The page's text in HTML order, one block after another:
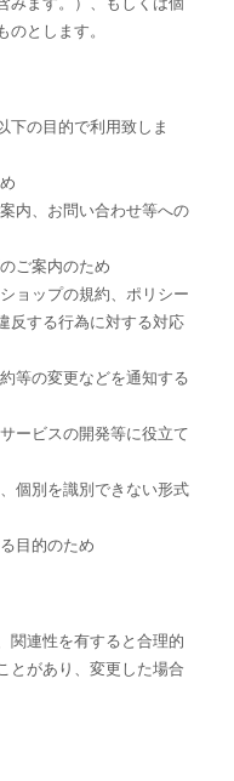
のとします。
下の目的で利用致しま
内、お問い合わせ等への
ご案内のため
ョップの規約、ポリシー
反する行為に対する対応
等の変更などを通知する
ービスの開発等に役立て
個別を識別できない形式
目的のため
関連性を有すると合理的
とがあり、変更した場合